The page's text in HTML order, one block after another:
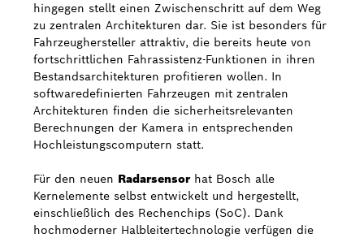
hingegen stellt einen Zwischenschritt auf dem Weg
zu zentralen Architekturen dar. Sie ist besonders für
Fahrzeughersteller attraktiv, die bereits heute von
fortschrittlichen Fahrassistenz-Funktionen in ihren
Bestandsarchitekturen profitieren wollen. In
softwaredefinierten Fahrzeugen mit zentralen
Architekturen finden die sicherheitsrelevanten
Berechnungen der Kamera in entsprechenden
Hochleistungscomputern statt.
Für den neuen Radarsensorhat Bosch alle
Kernelemente selbst entwickelt und hergestellt,
einschließlich des Rechenchips (SoC). Dank
hochmoderner Halbleitertechnologie verfügen die